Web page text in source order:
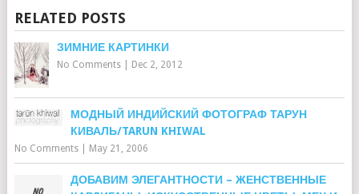
RELATED POSTS
ЗИМНИЕ КАРТИНКИ
No Comments| Dec 2, 2012
МОДНЫЙ ИНДИЙСКИЙ ФОТОГРАФ ТАРУН
КИВАЛЬ/TARUN KHIWAL
No Comments| May 21, 2006
ДОБАВИМ ЭЛЕГАНТНОСТИ – ЖЕНСТВЕННЫЕ